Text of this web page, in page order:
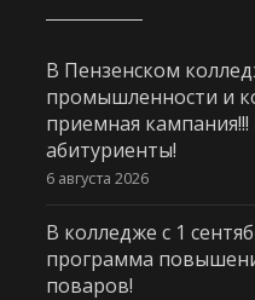
В Пензенском
промышленности и
приемная
абитуриенты!
6 августа 2026
В колледже с 1
программа
поваров!